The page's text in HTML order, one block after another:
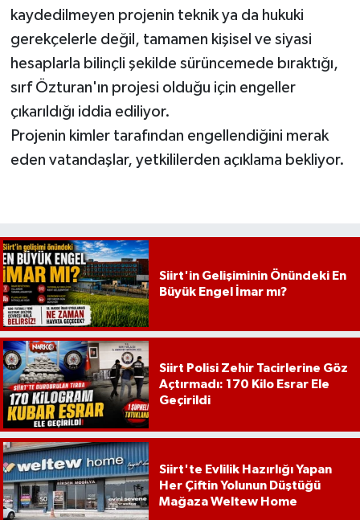
kaydedilmeyen projenin teknik ya da hukuki
gerekçelerle değil, tamamen kişisel ve siyasi
hesaplarla bilinçli şekilde sürüncemede bıraktığı,
sırf Özturan'ın projesi olduğu için engeller
çıkarıldığı iddia ediliyor.
Projenin kimler tarafından engellendiğini merak
eden vatandaşlar, yetkililerden açıklama bekliyor.
Siirt'in Gelişiminin Önündeki En
Büyük Engel İmar mı?
Siirt Polisi Zehir Tacirlerine Göz
Açtırmadı: 170 Kilo Esrar Ele
Geçirildi
Siirt'te Evlilik Hazırlığı Yapan
Her Çiftin Yolunun Düştüğü
Mağaza Weltew Home